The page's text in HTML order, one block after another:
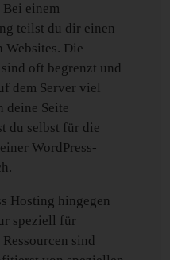
einem
teilst du dir einen
Websites. Die
oft begrenzt und
dem Server viel
deine Seite
du selbst für die
WordPress-
Hosting hingegen
speziell für
sind